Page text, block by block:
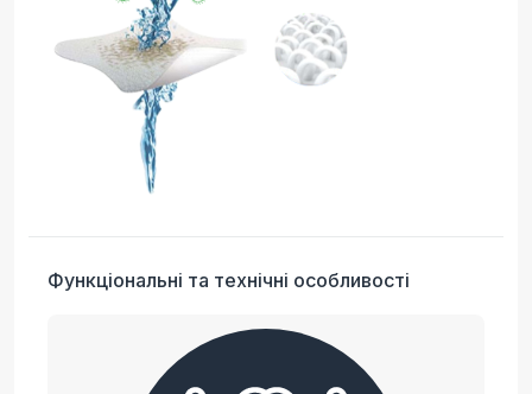
Функціональні та технічні особливості